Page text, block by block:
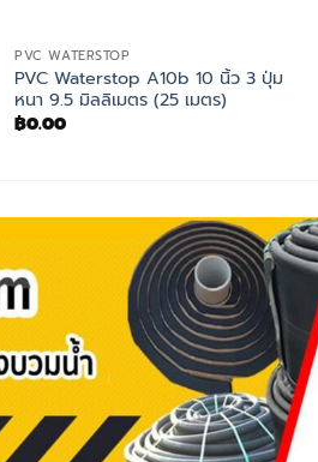
PVC WATERSTOP
PVC Waterstop A10b 10 นิ้ว 3 ปุ่ม
หนา 9.5 มิลลิเมตร (25 เมตร)
฿0.00